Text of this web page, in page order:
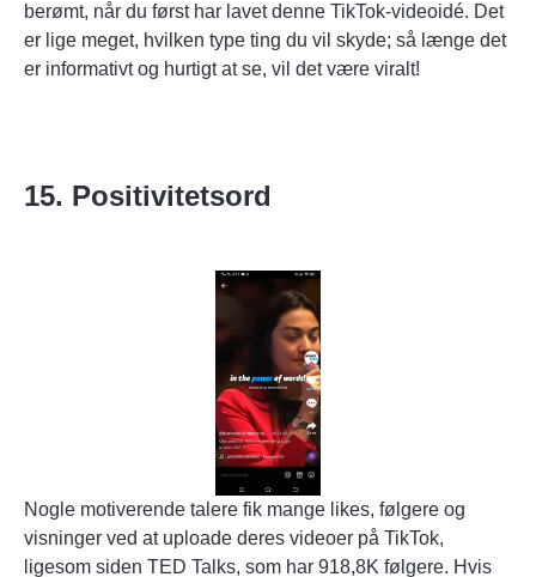
berømt, når du først har lavet denne TikTok-videoidé. Det
er lige meget, hvilken type ting du vil skyde; så længe det
er informativt og hurtigt at se, vil det være viralt!
15. Positivitetsord
Nogle motiverende talere fik mange likes, følgere og
visninger ved at uploade deres videoer på TikTok,
ligesom siden TED Talks, som har 918,8K følgere. Hvis